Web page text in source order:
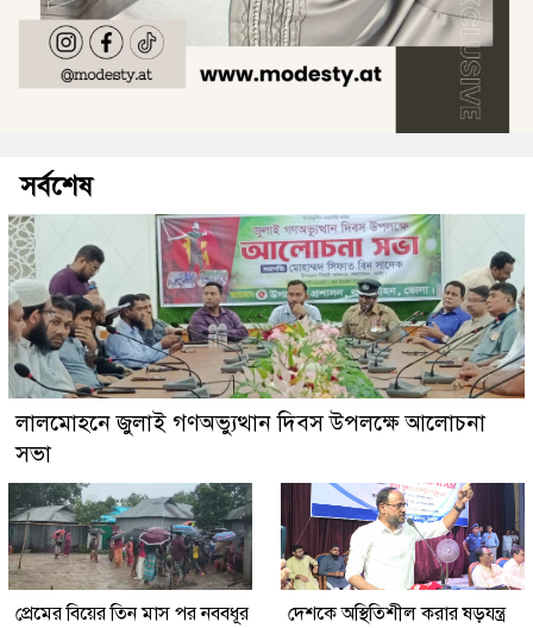
সর্বশেষ
লালমোহনে জুলাই গণঅভ্যুত্থান দিবস উপলক্ষে আলোচনা
সভা
প্রেমের বিয়ের তিন মাস পর নববধূর
দেশকে অস্থিতিশীল করার ষড়যন্ত্র